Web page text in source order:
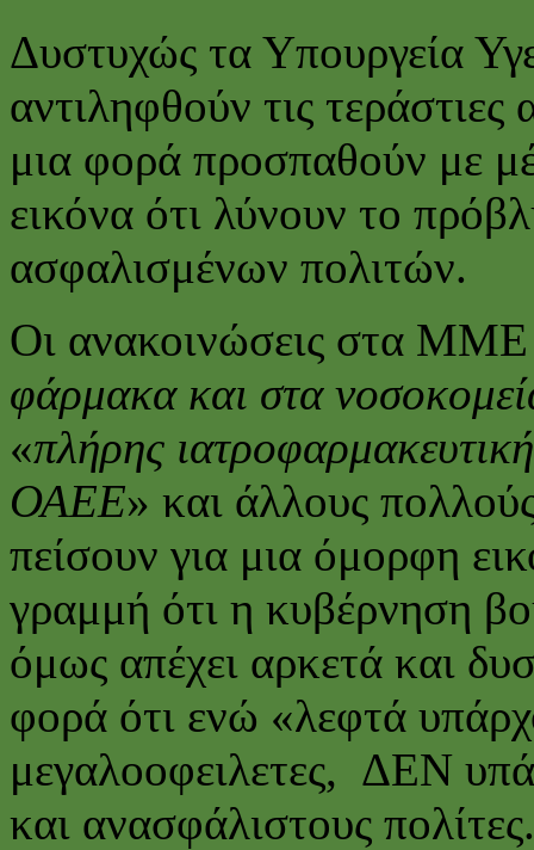
Δυστυχώς τα Υπουργεία
αντιληφθούν τις
μια φορά προσπαθούν με
εικόνα ότι λύνουν το
ασφαλισμένων πολιτών.
Οι ανακοινώσεις στα
φάρμακα και στα
«πλήρης
ΟΑΕΕ» και άλλους
πείσουν για μια όμορφη
γραμμή ότι η κυβέρνηση
όμως απέχει αρκετά και
φορά ότι ενώ «λεφτά
μεγαλοοφειλετες, ΔΕΝ
και ανασφάλιστους πολίτες.